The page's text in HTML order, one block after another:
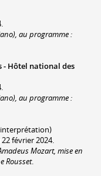
au programme :
- Hôtel national des
au programme :
février 2024.
Mozart, mise en
Rousset.